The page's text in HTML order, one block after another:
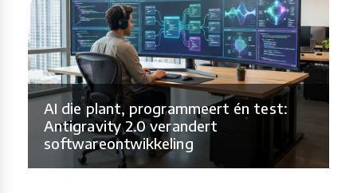
AI die plant, programmeert én test:
Antigravity 2.0 verandert
softwareontwikkeling